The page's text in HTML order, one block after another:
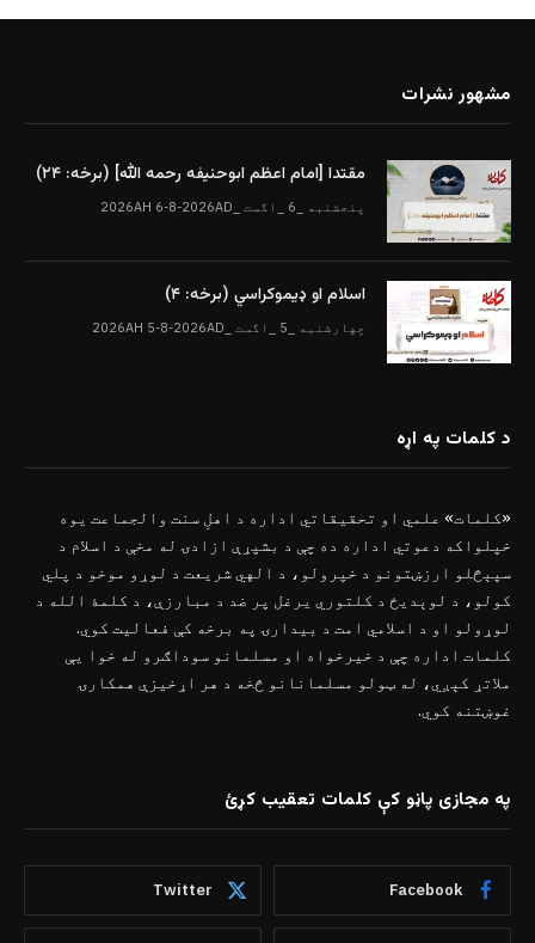
مشهور نشرات
مقتدا [امام اعظم ابوحنیفه رحمه الله‎] (برخه: ۲۴)
پنجشنبه _6 _اگست _2026AH 6-8-2026AD
اسلام او ډیموکراسي (برخه: ۴)
چهارشنبه _5 _اگست _2026AH 5-8-2026AD
د کلمات په اړه
«کلمات» علمي او تحقیقاتي اداره د اهلِ سنت والجماعت یوه
خپلواکه دعوتي اداره ده چې د بشپړې ازادۍ له مخې د اسلام د
سپېڅلو ارزښتونو د خپرولو، د الهي شریعت د لوړو موخو د پلي
کولو، د لوېدیځ د کلتوري یرغل پر ضد د مبارزې، د کلمۀ الله د
لوړولو او د اسلامي امت د بیدارۍ په برخه کې فعالیت کوي.
کلمات اداره چې د خیرخواه او مسلمانو سوداګرو له خوا یې
ملاتړ کېږي، له ټولو مسلمانانو څخه د هر اړخیزې همکارۍ
غوښتنه کوي.
په مجازی پاڼو کې کلمات تعقیب کړئ
Facebook
Twitter